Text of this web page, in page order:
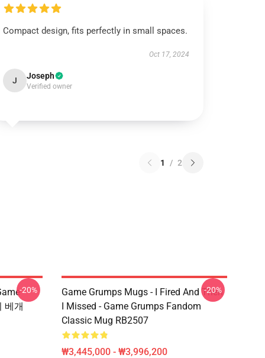
Compact design, fits perfectly in small spaces.
Oct 17, 2024
J Joseph
Verified owner
1 / 2
베개
-20%
Game Grumps Mugs - I Fired And Then
I Missed - Game Grumps Fandom
Classic Mug RB2507
₩3,445,000 - ₩3,996,200
-20%